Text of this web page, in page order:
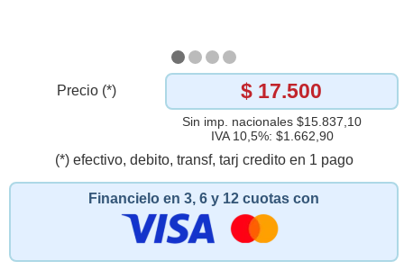
Precio (*) $ 17.500
Sin imp. nacionales $15.837,10
IVA 10,5%: $1.662,90
(*) efectivo, debito, transf, tarj credito en 1 pago
Financielo en 3, 6 y 12 cuotas con